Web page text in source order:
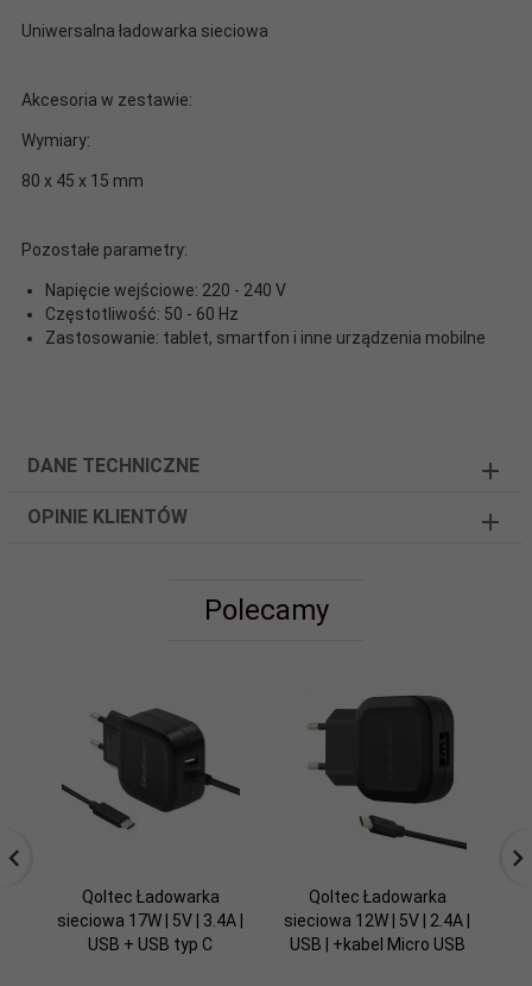
Uniwersalna ładowarka sieciowa
Akcesoria w zestawie:
Wymiary:
80 x 45 x 15 mm
Pozostałe parametry:
Napięcie wejściowe: 220 - 240 V
Częstotliwość: 50 - 60 Hz
Zastosowanie: tablet, smartfon i inne urządzenia mobilne
DANE TECHNICZNE
OPINIE KLIENTÓW
Polecamy
Qoltec Ładowarka
sieciowa 17W | 5V | 3.4A |
USB + USB typ C
Qoltec Ładowarka
sieciowa 12W | 5V | 2.4A |
USB | +kabel Micro USB